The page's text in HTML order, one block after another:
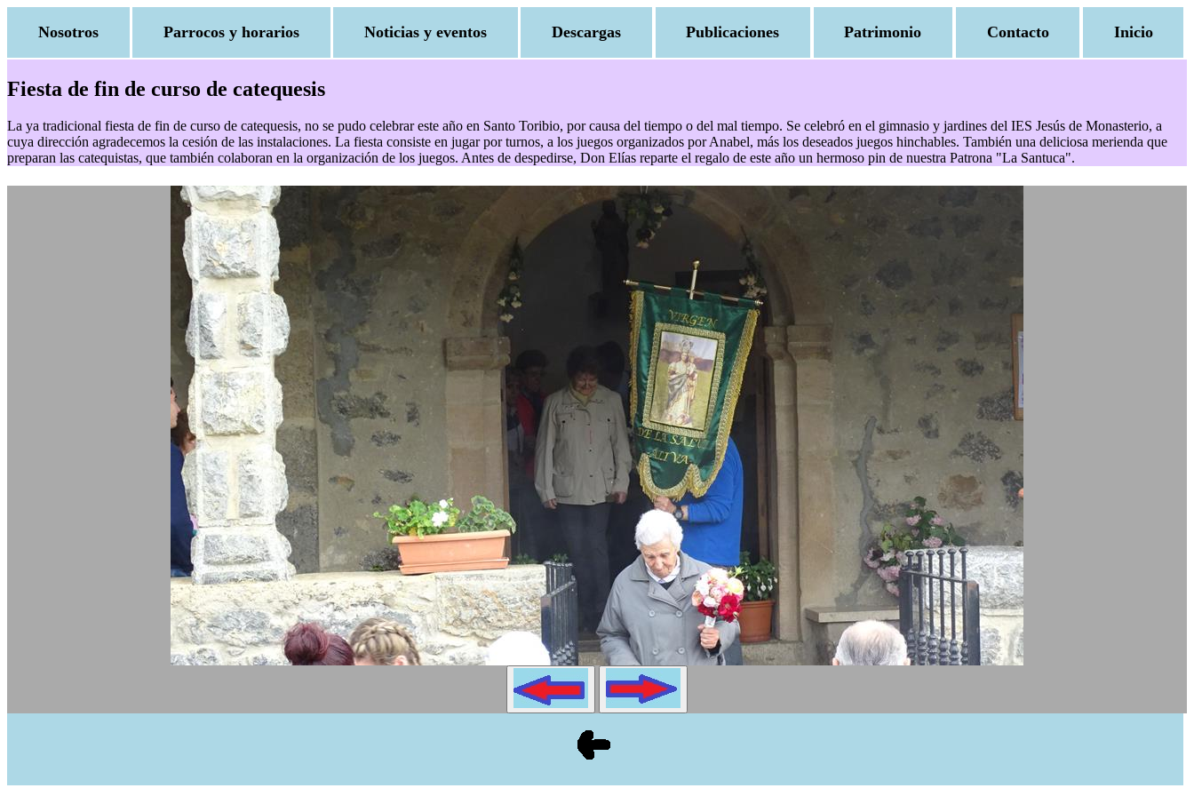
Nosotros Parrocos y horarios Noticias y eventos Descargas Publicaciones Patrimonio Contacto Inicio
Fiesta de fin de curso de catequesis
La ya tradicional fiesta de fin de curso de catequesis, no se pudo celebrar este año en Santo Toribio, por causa del tiempo o del mal tiempo. Se celebró en el gimnasio y jardines del IES Jesús de Monasterio, a
cuya dirección agradecemos la cesión de las instalaciones. La fiesta consiste en jugar por turnos, a los juegos organizados por Anabel, más los deseados juegos hinchables. También una deliciosa merienda que
preparan las catequistas, que también colaboran en la organización de los juegos. Antes de despedirse, Don Elías reparte el regalo de este año un hermoso pin de nuestra Patrona "La Santuca".